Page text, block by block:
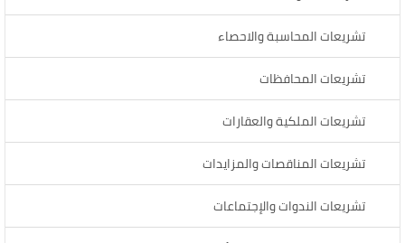
تشريعات المحاسبة والاحصاء
تشريعات المحافظات
تشريعات الملكية والعقارات
تشريعات المناقصات والمزايدات
تشريعات الندوات والإجتماعات